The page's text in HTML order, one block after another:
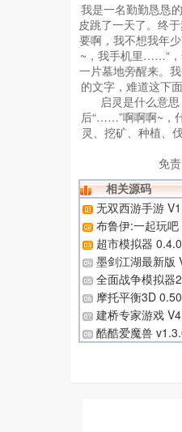
我是一名勤勤恳恳
皮跳了一天了。终
要啊，我不想我年
~，我手机里……“，
一片墓地旁醒来。
的文字，难道这下
启灵是什么意
后“……”啊啊啊~，
灵、挖矿、种植、
免
相关源码
无双西游手游
布鲁伊:一起玩
超市模拟器 0.4.0
墨剑江湖最新版
全面战争模拟器
摩托平衡3D 0.50
建桥专家游戏
酷酷爱魔兽